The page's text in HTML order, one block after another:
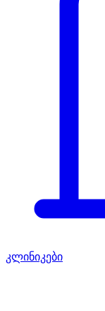
კლინიკები